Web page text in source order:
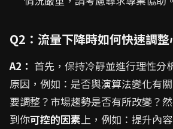
Q2：流量下降時如何快速調整
A2： 首先，保持冷靜並進行理性分
原因，例如：是否與演算法變化有
要調整？市場趨勢是否有所改變？
到你可控的因素上，例如：提升內